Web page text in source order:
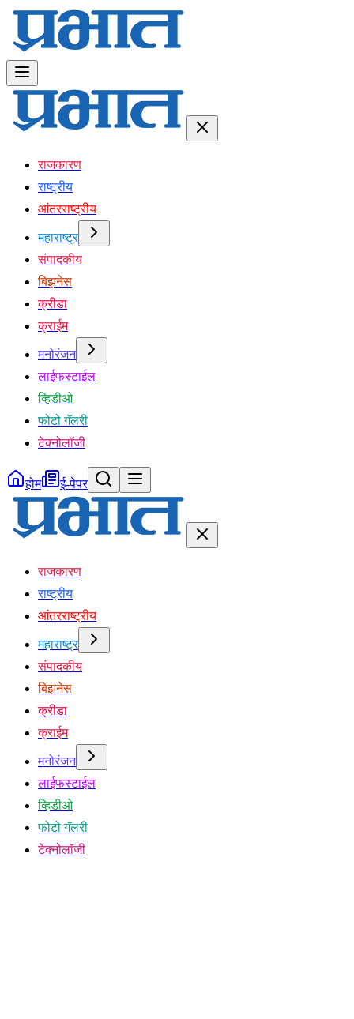
राजकारण
राष्ट्रीय
आंतरराष्ट्रीय
महाराष्ट्र
संपादकीय
बिझनेस
क्रीडा
क्राईम
मनोरंजन
लाईफस्टाईल
व्हिडीओ
फोटो गॅलरी
टेक्नोलॉजी
होम ई-पेपर
राजकारण
राष्ट्रीय
आंतरराष्ट्रीय
महाराष्ट्र
संपादकीय
बिझनेस
क्रीडा
क्राईम
मनोरंजन
लाईफस्टाईल
व्हिडीओ
फोटो गॅलरी
टेक्नोलॉजी